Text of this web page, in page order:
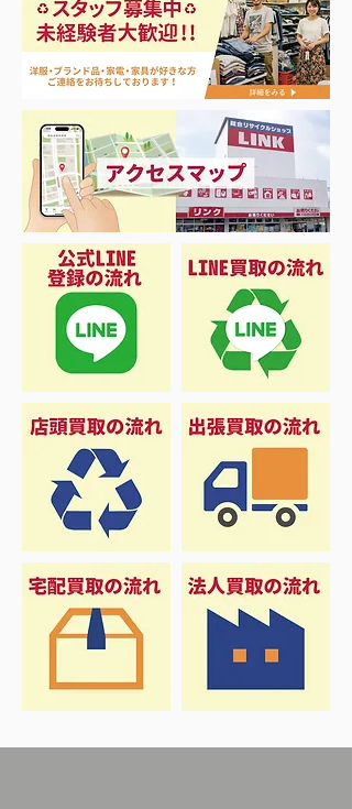
ナイキ＆X-Girl 衣料＆ス
ニーカー大量入荷